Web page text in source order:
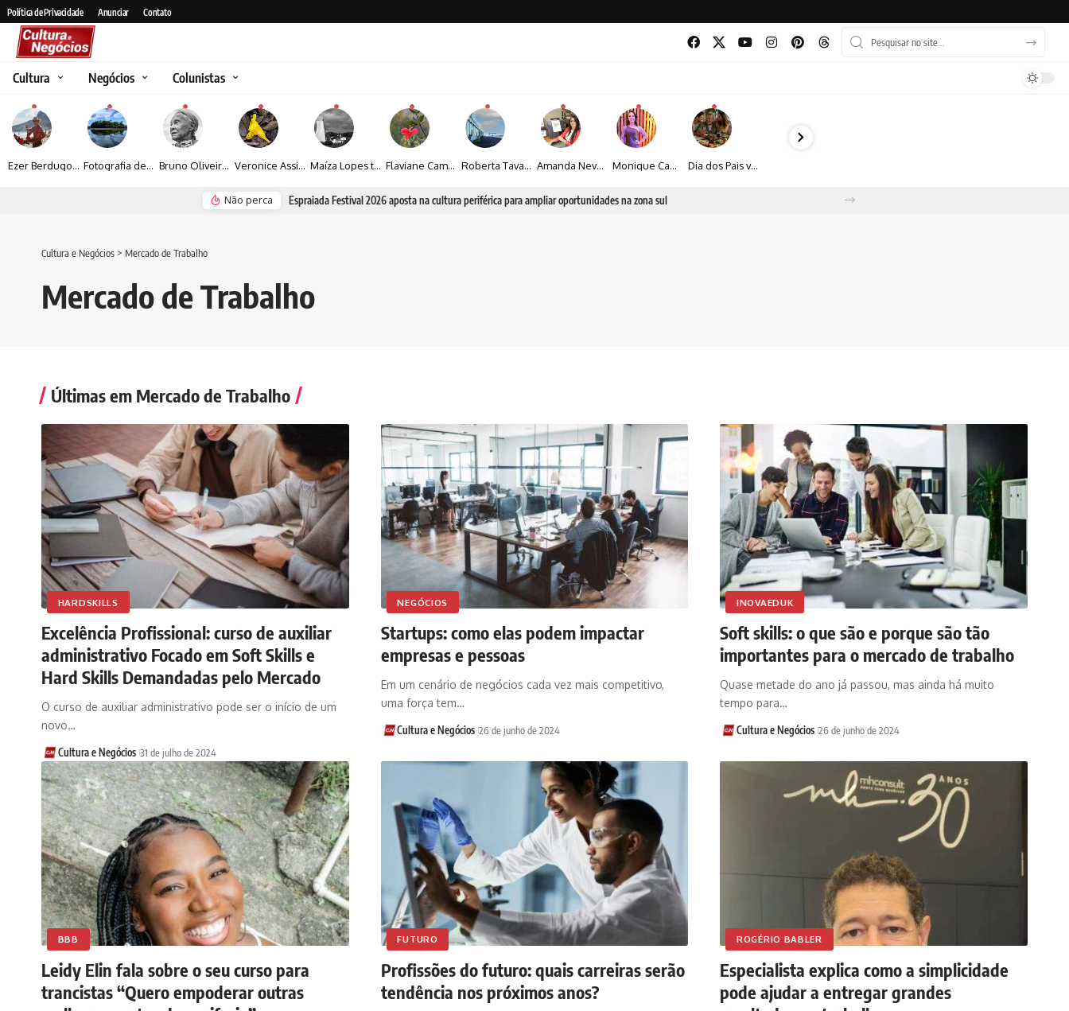
Política de Privacidade Anunciar Contato
Cultura Negócios Colunistas
Ezer Berdugo transforma experiências multiculturais e memórias em narrativas visuais por meio da fotografia Fotografia de Fátima Carlini transforma paisagens naturais em experiências de contemplação Bruno Oliveira retrata o cotidiano urbano por meio da fotografia em preto e branco Veronice Assini Saes transforma a natureza em fotografias marcadas pela sensibilidade Maíza Lopes transforma cultura popular baiana em narrativas fotográficas Flaviane Campos transforma natureza, espiritualidade e sensibilidade em narrativas fotográficas Roberta Tavares transforma a fotografia em obras de arte marcadas pela sensibilidade e sofisticação Amanda Neves transforma a beleza da natureza em obras realistas repletas de sensibilidade Monique Camacho é homenageada no Prêmio Gênios da Atualidade 2026 Dia dos Pais vai além do almoço: como transformar a data em experiência, afeto e boas escolhas
Não perca Espraiada Festival 2026 aposta na cultura periférica para ampliar oportunidades na zona sul
Cultura e Negócios > Mercado de Trabalho
Mercado de Trabalho
Últimas em Mercado de Trabalho
HARDSKILLS
Excelência Profissional: curso de auxiliar
administrativo Focado em Soft Skills e
Hard Skills Demandadas pelo Mercado
O curso de auxiliar administrativo pode ser o início de um
novo…
Cultura e Negócios 31 de julho de 2024
NEGÓCIOS
Startups: como elas podem impactar
empresas e pessoas
Em um cenário de negócios cada vez mais competitivo,
uma força tem…
Cultura e Negócios 26 de junho de 2024
INOVAEDUK
Soft skills: o que são e porque são tão
importantes para o mercado de trabalho
Quase metade do ano já passou, mas ainda há muito
tempo para…
Cultura e Negócios 26 de junho de 2024
BBB
Leidy Elin fala sobre o seu curso para
trancistas “Quero empoderar outras
FUTURO
Profissões do futuro: quais carreiras serão
tendência nos próximos anos?
ROGÉRIO BABLER
Especialista explica como a simplicidade
pode ajudar a entregar grandes